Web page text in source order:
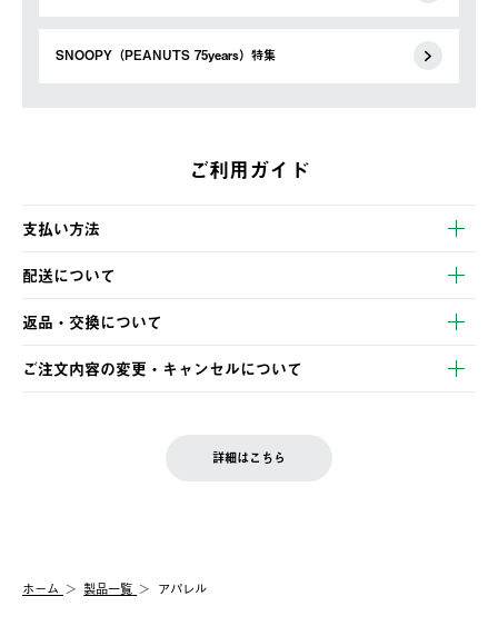
SNOOPY（PEANUTS 75years）特集
ご利用ガイド
支払い方法
以下のいずれかの方法でお支払いいただけます。
・クレジットカード決済
・コンビニ決済
・Pay-easy決済
配送について
【発送スケジュール】
ご注文・ご入金完了より2営業日以内に商品を発送いたします。
土日祝の発送はございませんので、木曜日以降のご注文は週明け
の発送となる場合がございます。
【配送業者】
佐川急便にて配送されます。
返品・交換について
※お客様都合の場合
お客様都合の返品にかかる送料は、お客様ご負担とさせていただ
一度お手元の商品を返品いただき、ご希望商品を再注文してくだ
ご注文内容の変更・キャンセルについて
LOGOS FAMILY会員の方は、会員マイページ内 購入履歴画面に
詳細はこちら
ホーム 製品一覧 アパレル